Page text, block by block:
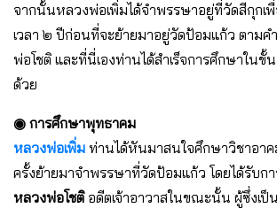
จากนั้นหลวงพ่อเพิ่มได้จำพรรษาอยู่ที่วัดสีกุกเพื่
เวลา ๒ ปีก่อนที่จะย้ายมาอยู่วัดป้อมแก้ว ตามค
พ่อโชติ และที่นี่เองท่านได้สำเร็จการศึกษาในขั้
ด้วย
◉ การศึกษาพุทธาคม
หลวงพ่อเพิ่ม ท่านได้หันมาสนใจศึกษาวิชาอาค
ครั้งย้ายมาจำพรรษาที่วัดป้อมแก้ว โดยได้รับก
หลวงพ่อโชติอดีตเจ้าอาวาสในขณะนั้น ผู้ซึ่งเป็